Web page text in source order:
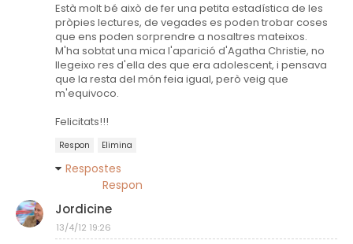
Està molt bé això de fer una petita estadística de les
pròpies lectures, de vegades es poden trobar coses
que ens poden sorprendre a nosaltres mateixos.
M'ha sobtat una mica l'aparició d'Agatha Christie, no
llegeixo res d'ella des que era adolescent, i pensava
que la resta del món feia igual, però veig que
m'equivoco.
Felicitats!!!
Respon Elimina
Respostes
Respon
Jordicine
13/4/12 19:26